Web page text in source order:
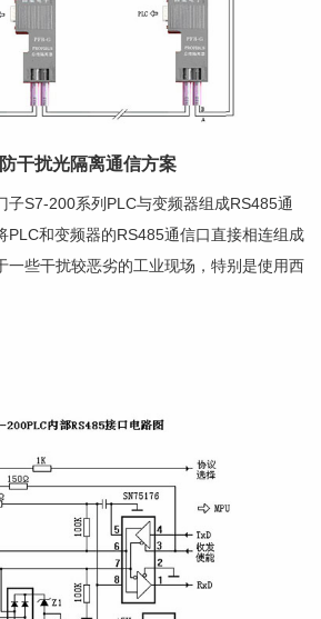
干扰光隔离通信方案
子S7-200系列PLC与变频器组成RS485通
PLC和变频器的RS485通信口直接相连组成
一些干扰较恶劣的工业现场，特别是使用西